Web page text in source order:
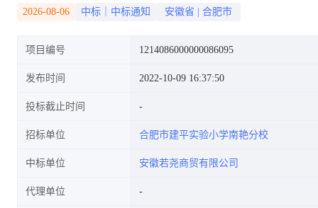
2026-08-06 中标｜中标通知 安徽省 合肥市
项目编号 1214086000000086095
发布时间 2022-10-09 16:37:50
投标截止时间
招标单位 合肥市建平实验小学南艳分校
中标单位 安徽若尧商贸有限公司
代理单位